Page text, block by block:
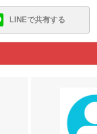
LINEで共有する